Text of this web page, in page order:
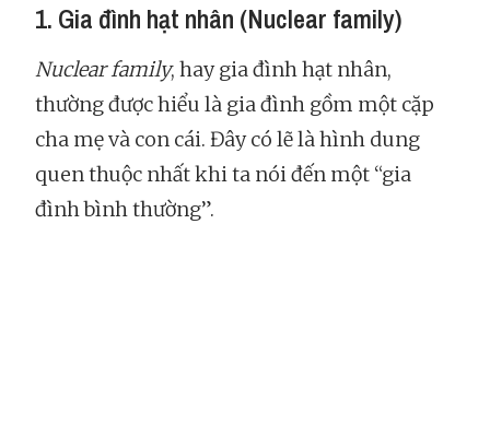
1. Gia đình hạt nhân (Nuclear family)
Nuclear family, hay gia đình hạt nhân,
thường được hiểu là gia đình gồm một cặp
cha mẹ và con cái. Đây có lẽ là hình dung
quen thuộc nhất khi ta nói đến một “gia
đình bình thường”.